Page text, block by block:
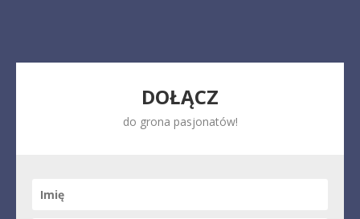
DOŁĄCZ
do grona pasjonatów!